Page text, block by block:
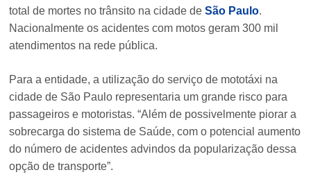
total de mortes no trânsito na cidade deSão Paulo.
Nacionalmente os acidentes com motos geram 300 mil
atendimentos na rede pública.
Para a entidade, a utilização do serviço de mototáxi na
cidade de São Paulo representaria um grande risco para
passageiros e motoristas. “Além de possivelmente piorar a
sobrecarga do sistema de Saúde, com o potencial aumento
do número de acidentes advindos da popularização dessa
opção de transporte”.